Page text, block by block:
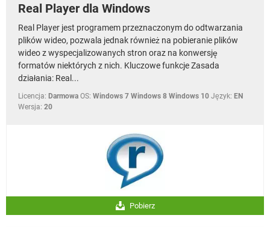
Real Player dla Windows
Real Player jest programem przeznaczonym do odtwarzania
plików wideo, pozwala jednak również na pobieranie plików
wideo z wyspecjalizowanych stron oraz na konwersję
formatów niektórych z nich. Kluczowe funkcje Zasada
działania: Real...
Licencja: Darmowa OS: Windows 7 Windows 8 Windows 10 Język: EN
Wersja: 20
Pobierz